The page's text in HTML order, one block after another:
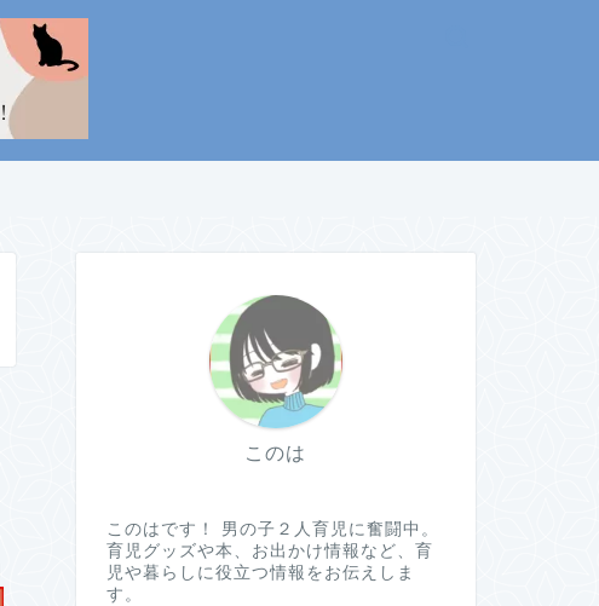
このは
このはです！ 男の子２人育児に奮闘中。
育児グッズや本、お出かけ情報など、育
児や暮らしに役立つ情報をお伝えしま
す。